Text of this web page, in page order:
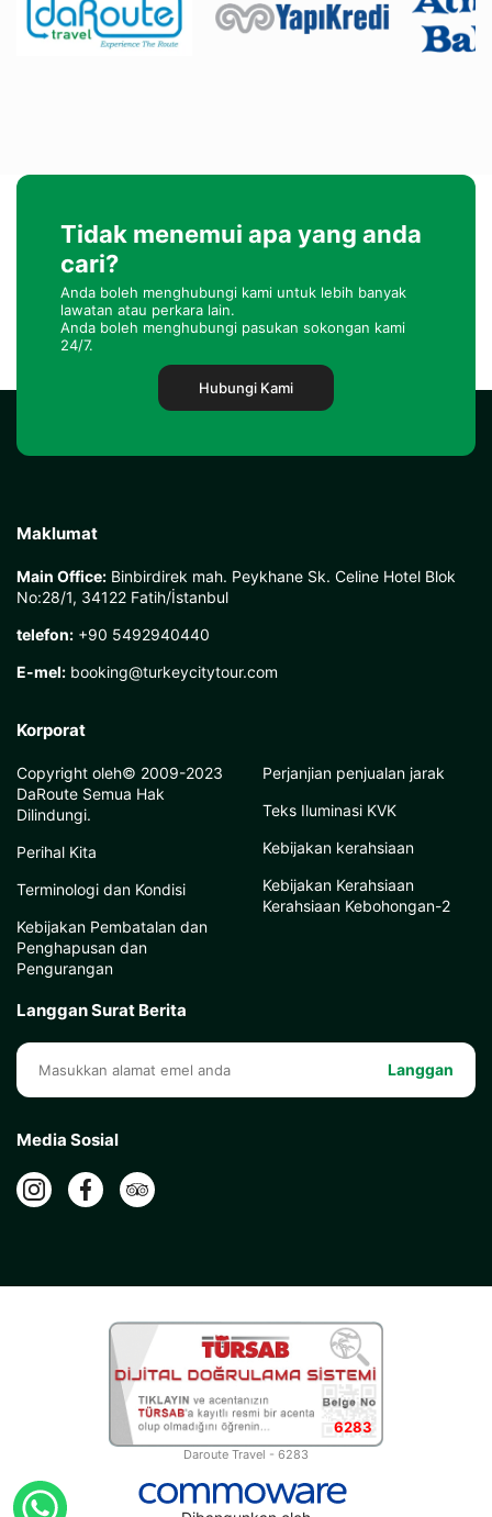
Tidak menemui apa yang anda
cari?
Anda boleh menghubungi kami untuk lebih banyak
lawatan atau perkara lain.
Anda boleh menghubungi pasukan sokongan kami
24/7.
Hubungi Kami
Maklumat
Main Office: Binbirdirek mah. Peykhane Sk. Celine Hotel Blok
No:28/1, 34122 Fatih/İstanbul
telefon: +90 5492940440
E-mel: booking@turkeycitytour.com
Korporat
Copyright oleh© 2009-2023
DaRoute Semua Hak
Dilindungi.
Perihal Kita
Terminologi dan Kondisi
Kebijakan Pembatalan dan
Penghapusan dan
Pengurangan
Perjanjian penjualan jarak
Teks Iluminasi KVK
Kebijakan kerahsiaan
Kebijakan Kerahsiaan
Kerahsiaan Kebohongan-2
Langgan Surat Berita
Langgan
Media Sosial
6283
Daroute Travel - 6283